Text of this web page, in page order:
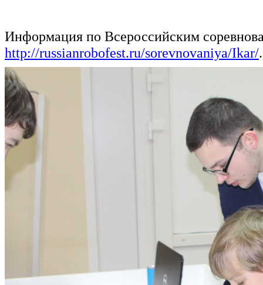
Информация по Всероссийским
http://russianrobofest.ru/sorevnovaniya/Ikar/